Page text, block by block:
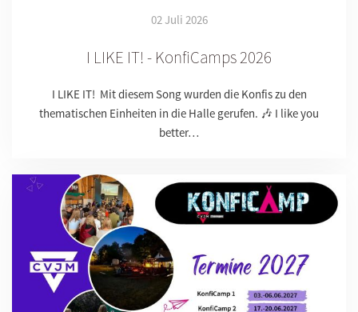
02 Juli 2026
I LIKE IT! - KonfiCamps 2026
I LIKE IT! Mit diesem Song wurden die Konfis zu den
thematischen Einheiten in die Halle gerufen. 🎶 I like you
better…